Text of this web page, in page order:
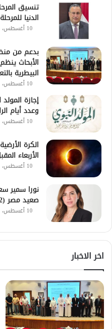
تنسيق
الدنيا
10 أغسطس، 2026
بدعم من
الأبحاث
البيطرية
10 أغسطس، 2026
وعدد أيام
10 أغسطس، 2026
الكرة
الأربعاء
10 أغسطس، 2026
نورا سمير
صعيد مصر (2)
10 أغسطس، 2026
اخر الاخبار